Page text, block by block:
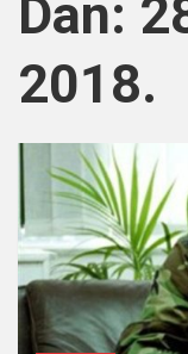
Dan:
2018.